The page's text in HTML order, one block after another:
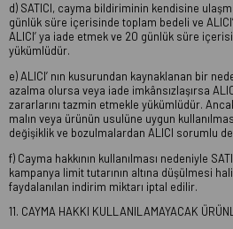
d) SATICI, cayma bildiriminin kendisine
günlük süre içerisinde toplam bedeli ve
ALICI’ ya iade etmek ve 20 günlük süre
yükümlüdür.
e) ALICI’ nın kusurundan kaynaklanan bir
azalma olursa veya iade imkânsızlaşırsa
zararlarını tazmin etmekle yükümlüdür.
malın veya ürünün usulüne uygun
değişiklik ve bozulmalardan ALICI sorumlu
f) Cayma hakkının kullanılması nedeniyle
kampanya limit tutarının altına düşülmesi
faydalanılan indirim miktarı iptal edilir.
11. CAYMA HAKKI KULLANILAMAYACAK